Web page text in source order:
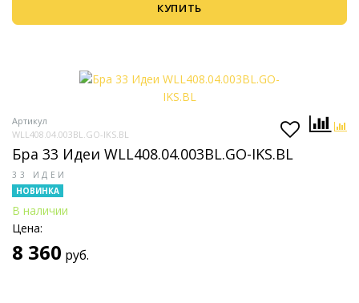
КУПИТЬ
Артикул
WLL408.04.003BL.GO-IKS.BL
Бра 33 Идеи WLL408.04.003BL.GO-IKS.BL
33 ИДЕИ
НОВИНКА
В наличии
Цена:
8 360 руб.